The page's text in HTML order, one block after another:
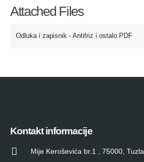
Attached Files
Odluka i zapisnik - Antifriz i ostalo.PDF
Kontakt informacije
Mije Keroševića br.1 , 75000, Tuzla